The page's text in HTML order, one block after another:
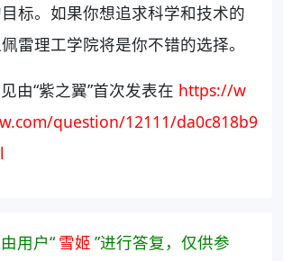
标。如果你想追求科学和技术的
雷理工学院将是你不错的选择。
由“紫之翼”首次发表在 https://w
question/12111/da0c818b9
用户“ 雪姬 ”进行答复，仅供参